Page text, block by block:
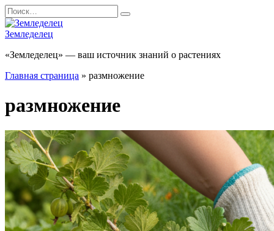
Перейти
к
содержанию
Search
for:
Земледелец
«Земледелец» — ваш источник знаний о растениях
Главная страница » размножение
размножение